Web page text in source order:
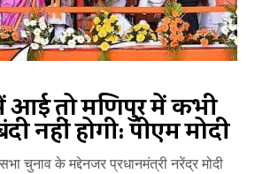
आई तो मणिपुर में कभी
नहीं होगी: पीएम मोदी
चुनाव के मद्देनजर प्रधानमंत्री नरेंद्र मोदी